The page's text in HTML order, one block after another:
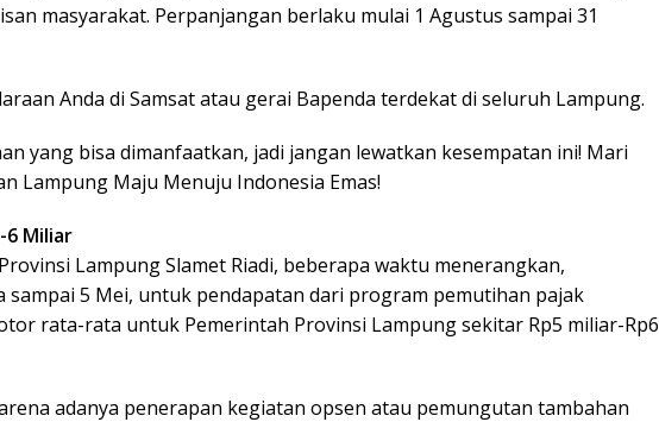
masyarakat. Perpanjangan berlaku mulai 1 Agustus sampai 31
Anda di Samsat atau gerai Bapenda terdekat di seluruh Lampung.
yang bisa dimanfaatkan, jadi jangan lewatkan kesempatan ini! Mari
Lampung Maju Menuju Indonesia Emas!
6 Miliar
Lampung Slamet Riadi, beberapa waktu menerangkan,
sampai 5 Mei, untuk pendapatan dari program pemutihan pajak
rata-rata untuk Pemerintah Provinsi Lampung sekitar Rp5 miliar-Rp6
adanya penerapan kegiatan opsen atau pemungutan tambahan